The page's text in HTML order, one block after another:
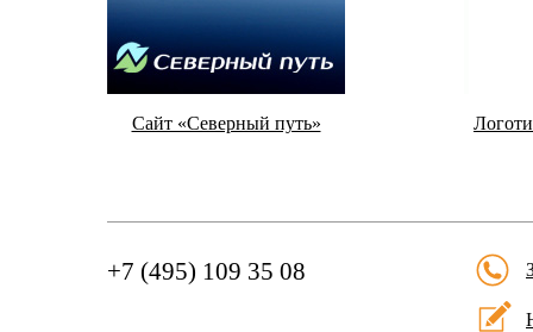
Cайт «Северный путь»
+7 (495) 109 35 08